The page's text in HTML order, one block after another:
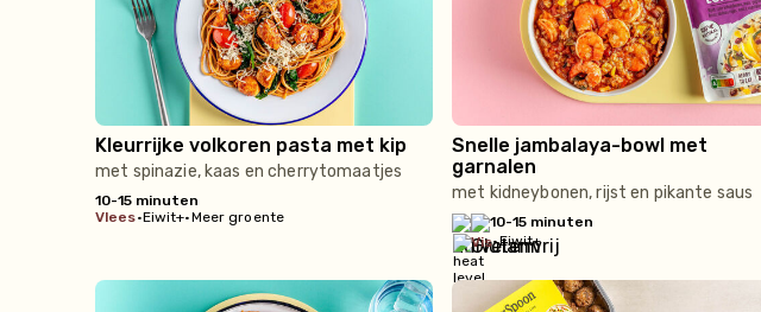
Kleurrijke volkoren pasta met kip
met spinazie, kaas en cherrytomaatjes
10-15 minuten
vlees•Eiwit+•Meer groente
Snelle jambalaya-bowl met
garnalen
met kidneybonen, rijst en pikante saus
10-15 minuten
vis•Eiwit+